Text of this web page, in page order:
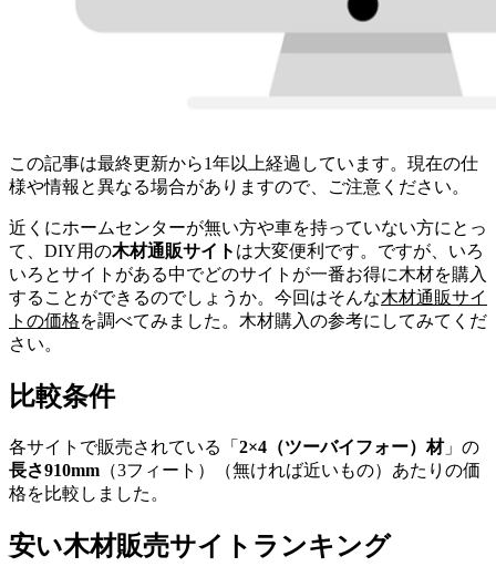
この記事は最終更新から1年以上経過しています。現在の仕
様や情報と異なる場合がありますので、ご注意ください。
近くにホームセンターが無い方や車を持っていない方にとっ
て、DIY用の木材通販サイト は大変便利です。ですが、いろ
いろとサイトがある中でどのサイトが一番お得に木材を購入
することができるのでしょうか。今回はそんな木材通販サイ
トの価格を調べてみました。木材購入の参考にしてみてくだ
さい。
比較条件
各サイトで販売されている「 2×4（ツーバイフォー）材」の
長さ910mm （3フィート）（無ければ近いもの）あたりの価
格を比較しました。
安い木材販売サイトランキング